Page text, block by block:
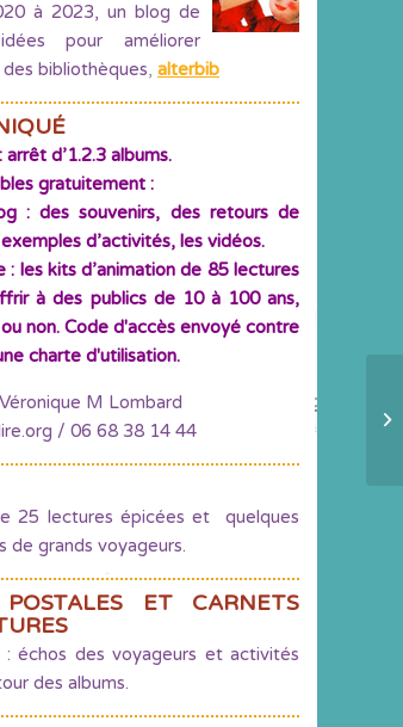
à 2023, un blog de
pour améliorer
bibliothèques, alterbib
d’1.2.3 albums.
gratuitement :
: des souvenirs, des retours de
d’activités, les vidéos.
: les kits d’animation de 85 lectures
à des publics de 10 à 100 ans,
non. Code d'accès envoyé contre
charte d'utilisation.
M Lombard
/ 06 68 38 14 44
25 lectures épicées et quelques
de grands voyageurs.
POSTALES ET CARNETS
: échos des voyageurs et activités
des albums.